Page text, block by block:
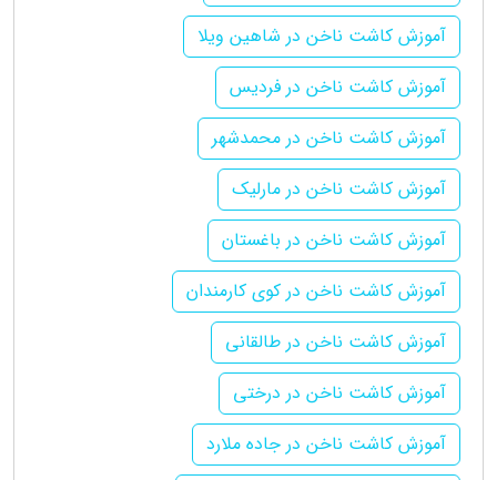
آموزش کاشت ناخن در شاهین ویلا
آموزش کاشت ناخن در فردیس
آموزش کاشت ناخن در محمدشهر
آموزش کاشت ناخن در مارلیک
آموزش کاشت ناخن در باغستان
آموزش کاشت ناخن در کوی کارمندان
آموزش کاشت ناخن در طالقانی
آموزش کاشت ناخن در درختی
آموزش کاشت ناخن در جاده ملارد